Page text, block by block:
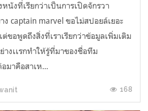
นังที่เรียกว่าเป็นการเปิดจักรวา
ง captain marvel ขอไม่สปอยล์เยอะ
ต่ขอพูดถึงสิ่งที่เราเรียกว่าข้อมูลเพิ่มเติม
างเเรกทำให้รู้ที่มาของชื่อทีม
มาคือสาเห...
168